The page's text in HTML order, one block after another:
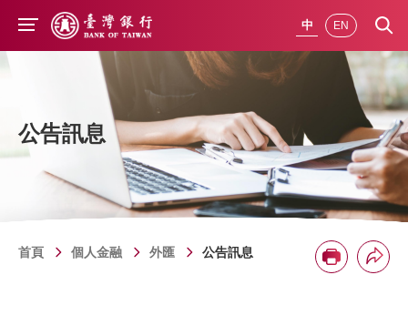
前往主要內容
中 EN
公告訊息
首頁 個人金融 外匯 公告訊息 分享